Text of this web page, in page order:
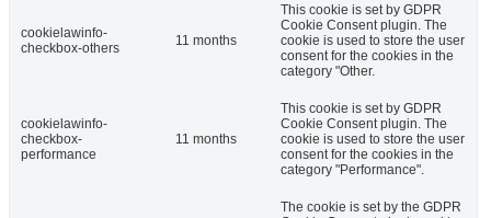
cookielawinfo-
checkbox-others
11 months
This cookie is set by GDPR
Cookie Consent plugin. The
cookie is used to store the user
consent for the cookies in the
category "Other.
cookielawinfo-
checkbox-
performance
11 months
This cookie is set by GDPR
Cookie Consent plugin. The
cookie is used to store the user
consent for the cookies in the
category "Performance".
The cookie is set by the GDPR